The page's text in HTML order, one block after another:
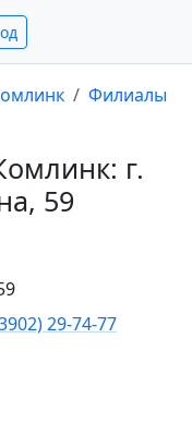
Филиалы
г.
59
29-74-77